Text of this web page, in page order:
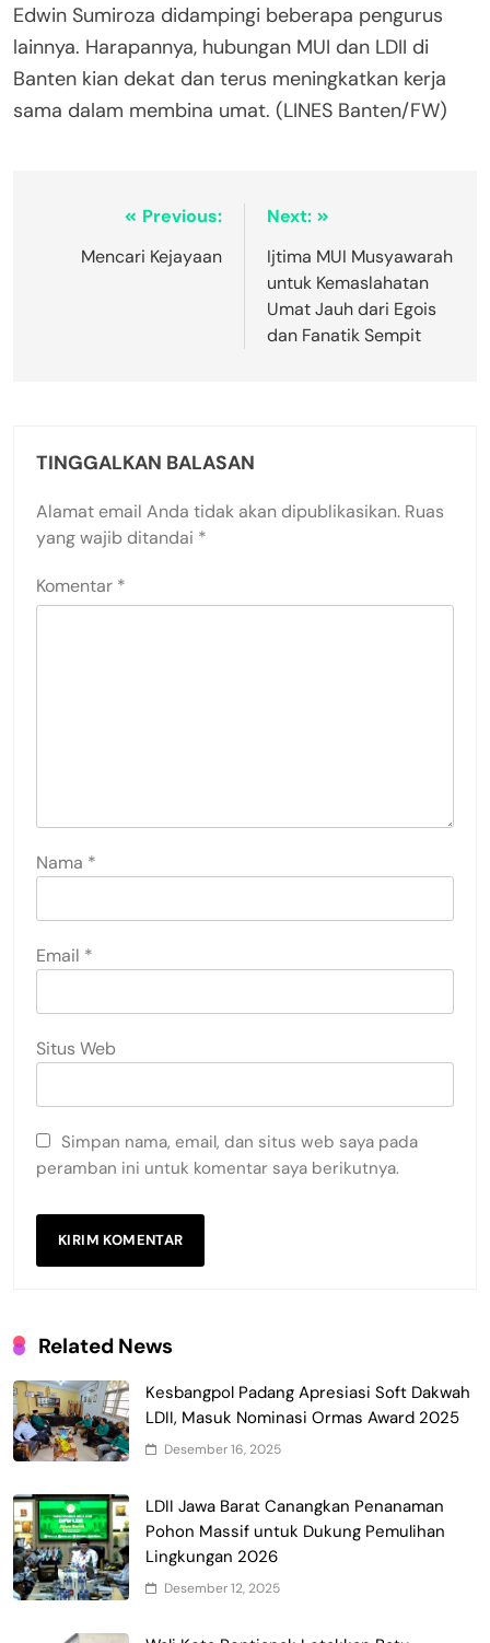
Edwin Sumiroza didampingi beberapa pengurus
lainnya. Harapannya, hubungan MUI dan LDII di
Banten kian dekat dan terus meningkatkan kerja
sama dalam membina umat. (LINES Banten/FW)
Previous:
Mencari Kejayaan
Next:
Ijtima MUI Musyawarah
untuk Kemaslahatan
Umat Jauh dari Egois
dan Fanatik Sempit
TINGGALKAN BALASAN
Alamat email Anda tidak akan dipublikasikan. Ruas
yang wajib ditandai *
Komentar *
Nama *
Email *
Situs Web
Simpan nama, email, dan situs web saya pada
peramban ini untuk komentar saya berikutnya.
Related News
Kesbangpol Padang Apresiasi Soft Dakwah
LDII, Masuk Nominasi Ormas Award 2025
Desember 16, 2025
LDII Jawa Barat Canangkan Penanaman
Pohon Massif untuk Dukung Pemulihan
Lingkungan 2026
Desember 12, 2025